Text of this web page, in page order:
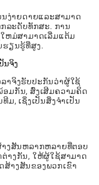
ງ່າຍດາຍແລະສາມາດ
ລະດັບທັກສະ. ການ
ຫມ່ສາມາດເລີ່ມແຕ້ມ
ຮຽນຮູ້ທີ່ສູງ.
ນຈິງ
າຈິງຮັບປະກັນວ່າຜູ້ໃຊ້
ມກັນ, ສົ່ງເສີມຄວາມຄິດ
ມ, ເຊິ່ງເປັນສິ່ງຈໍາເປັນ
າງສັນຫລາກຫລາຍທີ່ຕອບ
າງກັນ, ໃຫ້ຜູ້ໃຊ້ສາມາດ
າງສັນຂອງພວກເຂົາ